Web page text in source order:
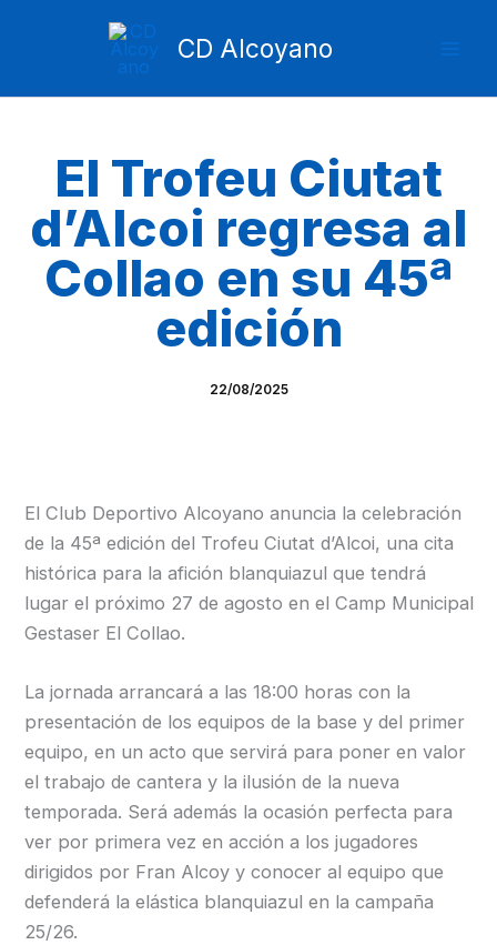
CD Alcoyano
El Trofeu Ciutat
d’Alcoi regresa al
Collao en su 45ª
edición
22/08/2025
El Club Deportivo Alcoyano anuncia la celebración
de la 45ª edición del Trofeu Ciutat d’Alcoi, una cita
histórica para la afición blanquiazul que tendrá
lugar el próximo 27 de agosto en el Camp Municipal
Gestaser El Collao.
La jornada arrancará a las 18:00 horas con la
presentación de los equipos de la base y del primer
equipo, en un acto que servirá para poner en valor
el trabajo de cantera y la ilusión de la nueva
temporada. Será además la ocasión perfecta para
ver por primera vez en acción a los jugadores
dirigidos por Fran Alcoy y conocer al equipo que
defenderá la elástica blanquiazul en la campaña
25/26.